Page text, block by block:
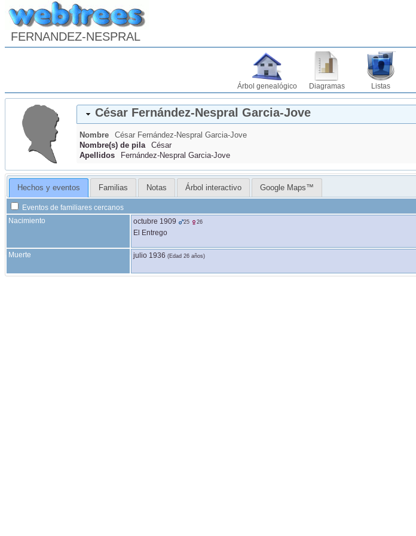
FERNANDEZ-NESPRAL
Árbol genealógico Diagramas Listas
César Fernández-Nespral Garcia-Jove
Nombre César Fernández-Nespral Garcia-Jove
Nombre(s) de pila
César
Apellidos
Fernández-Nespral Garcia-Jove
Hechos y eventos Familias Notas Árbol interactivo Google Maps™
Eventos de familiares cercanos
Nacimiento
octubre 1909 25 26
El Entrego
Muerte julio 1936 (Edad 26 años)